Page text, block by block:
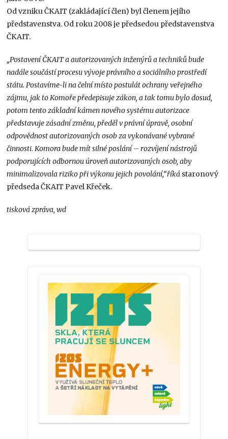
Od vzniku ČKAIT (zakládající člen) byl členem jejího
představenstva. Od roku 2008 je předsedou představenstva
ČKAIT.
„Postavení ČKAIT a autorizovaných inženýrů a techniků bude
nadále součástí procesu vývoje právního a sociálního prostředí
státu. Postavíme-li na čelní místo postulát ochrany veřejného
zájmu, jak to Komoře předepisuje zákon, a tak tomu bylo dosud,
potom tento základní kámen nového systému autorizace
představuje zásadní změnu, předěl v právní úpravě, osobní
odpovědnost autorizovaných osob za vykonávané vybrané
činnosti. Komora bude mít silné poslání – rozvíjení nástrojů
podporujících odbornou úroveň autorizovaných osob, aby
minimalizovala riziko při výkonu jejich povolání,“říká staronový
předseda ČKAIT Pavel Křeček.
tisková zpráva, wd